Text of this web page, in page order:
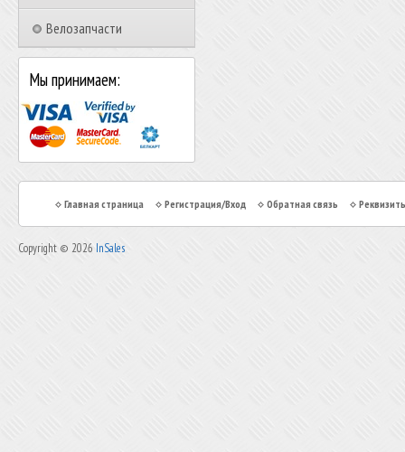
Велозапчасти
Мы принимаем:
Главная страница Регистрация/Вход Обратная связь
Copyright © 2026 InSales